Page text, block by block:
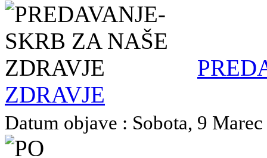
ZDRAVJE
Datum objave : Sobota, 9